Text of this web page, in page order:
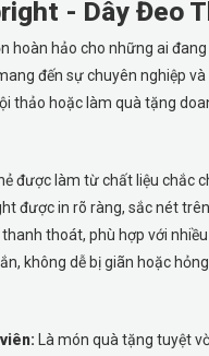
- Dây Đeo
hoàn hảo cho những ai
đến sự chuyên nghiệp
thảo hoặc làm quà tặng
được làm từ chất liệu chắc
được in rõ ràng, sắc nét
thanh thoát, phù hợp với
không dễ bị giãn hoặc
Là món quà tặng tuyệt